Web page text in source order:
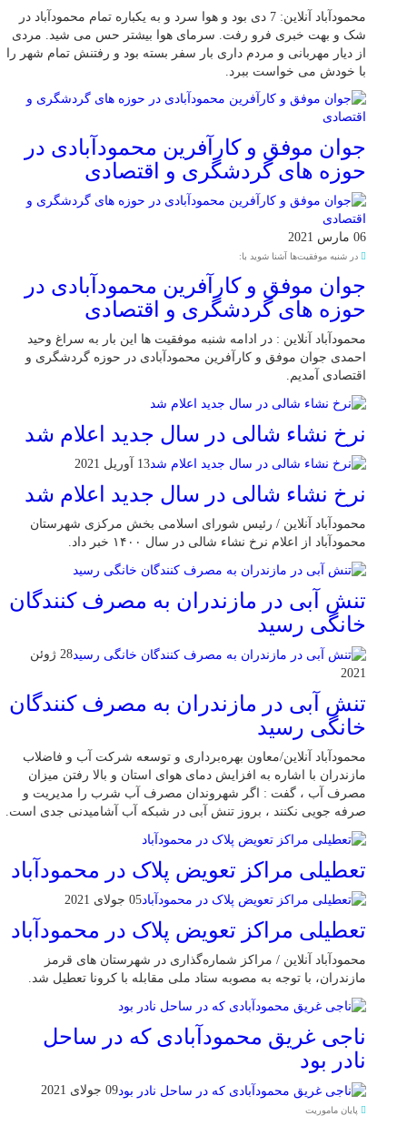
محمودآباد آنلاین: 7 دی بود و هوا سرد و به یکباره تمام محمودآباد در
شک و بهت خبری فرو رفت. سرمای هوا بیشتر حس می شید. مردی
از دیار مهربانی و مردم داری بار سفر بسته بود و رفتنش تمام شهر را
با خودش می خواست ببرد.
جوان موفق و کارآفرین محمودآبادی در
حوزه های گردشگری و اقتصادی
06 مارس 2021
در شنبه موفقیت‌ها آشنا شوید با:
جوان موفق و کارآفرین محمودآبادی در
حوزه های گردشگری و اقتصادی
محمودآباد آنلاین : در ادامه شنبه موفقیت ها این بار به سراغ وحید
احمدی جوان موفق و کارآفرین محمودآبادی در حوزه گردشگری و
اقتصادی آمدیم.
نرخ نشاء شالی در سال جدید اعلام شد
13 آوریل 2021
نرخ نشاء شالی در سال جدید اعلام شد
محمودآباد آنلاین / رئیس شورای اسلامی بخش مرکزی شهرستان
محمودآباد از اعلام نرخ نشاء شالی در سال ۱۴۰۰ خبر داد.
تنش آبی در مازندران به مصرف كنندگان
خانگی رسيد
28 ژوئن
2021
تنش آبی در مازندران به مصرف كنندگان
خانگی رسيد
محمودآباد آنلاین/معاون بهره‌برداری و توسعه شرکت آب و فاضلاب
مازندران با اشاره به افزایش دمای هوای استان و بالا رفتن میزان
مصرف آب ، گفت : اگر شهروندان مصرف آب شرب را مدیریت و
صرفه جویی نکنند ، بروز تنش آبی در شبکه آب آشامیدنی جدی است.
تعطیلی مراکز تعویض پلاک در محمودآباد
05 جولای 2021
تعطیلی مراکز تعویض پلاک در محمودآباد
محمودآباد آنلاین / مراکز شماره‌گذاری در شهر‌ستان های قرمز
مازندران، با توجه به مصوبه ستاد ملی مقابله با کرونا تعطیل شد.
ناجی غریق محمودآبادی که در ساحل
نادر بود
09 جولای 2021
پایان ماموریت